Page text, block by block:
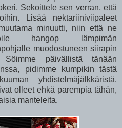
Sekoittele sen verran, että
Lisää nektariiniviipaleet
minuutti, niin että ne
hangop lämpimän
muodostuneen siirapin
päivällistä tänään
pidimme kumpikin tästä
yhdistelmäjälkkäristä.
olleet ehkä parempia tähän,
manteleita.